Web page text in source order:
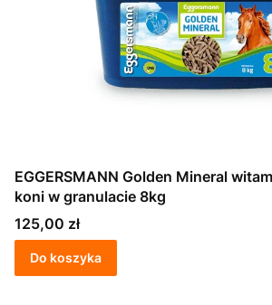
EGGERSMANN Golden Mineral
koni w granulacie 8kg
Cena
125,00 zł
Do koszyka